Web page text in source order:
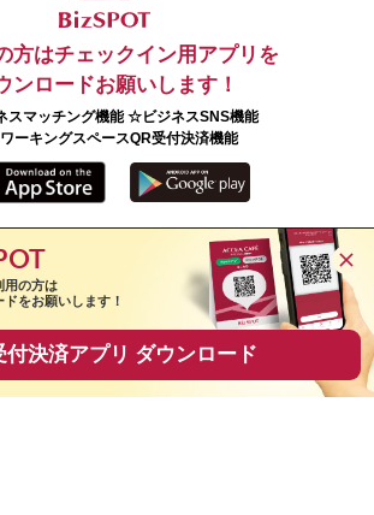
方はチェックイン用アプリを
ンロードお願いします！
スマッチング機能 ☆ビジネスSNS機能
ーキングスペースQR受付決済機能
ACCEA Co., Ltd. All Rights Reserved.
用の方は
ドをお願いします！
付決済アプリ ダウンロード